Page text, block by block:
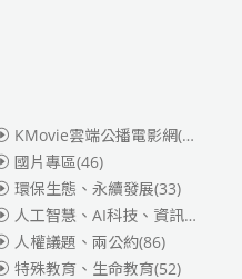
KMovie雲端公播電影網(迪士尼、福斯、索尼)
(186)
國片專區(46)
環保生態、永續發展(33)
人工智慧、AI科技、資訊安全
人權議題、兩公約(86)
特殊教育、生命教育(52)